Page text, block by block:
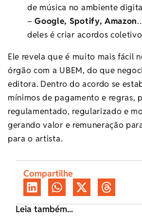
de música no ambiente
–Google, Spotify, Amazon
deles é criar acordos
Ele revela que é muito mais fácil
órgão com a UBEM, do que
editora. Dentro do acordo se
mínimos de pagamento e regras,
regulamentado, regularizado e
gerando valor e remuneração
para o artista.
Compartilhe
Leia também...